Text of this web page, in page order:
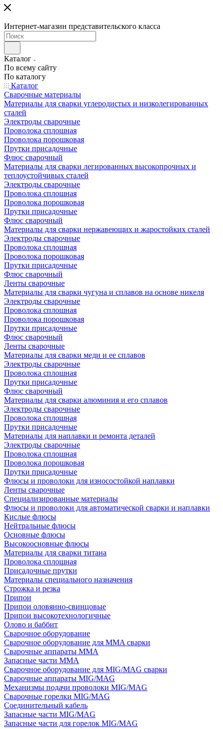
Интернет-магазин представительского класса
Каталог
По всему сайту
По каталогу
Каталог
Сварочные материалы
Материалы для сварки углеродистых и низколегированных
сталей
Электроды сварочные
Проволока сплошная
Проволока порошковая
Прутки присадочные
Флюс сварочный
Материалы для сварки легированных высокопрочных и
теплоустойчивых сталей
Электроды сварочные
Проволока сплошная
Проволока порошковая
Прутки присадочные
Флюс сварочный
Материалы для сварки нержавеющих и жаростойких сталей
Электроды сварочные
Проволока сплошная
Проволока порошковая
Прутки присадочные
Флюс сварочный
Ленты сварочные
Материалы для сварки чугуна и сплавов на основе никеля
Электроды сварочные
Проволока сплошная
Проволока порошковая
Прутки присадочные
Флюс сварочный
Ленты сварочные
Материалы для сварки меди и ее сплавов
Электроды сварочные
Проволока сплошная
Прутки присадочные
Флюс сварочный
Материалы для сварки алюминия и его сплавов
Электроды сварочные
Проволока сплошная
Прутки присадочные
Материалы для наплавки и ремонта деталей
Электроды сварочные
Проволока сплошная
Проволока порошковая
Прутки присадочные
Флюсы и проволоки для износостойкой наплавки
Ленты сварочные
Специализированные материалы
Флюсы и проволоки для автоматической сварки и наплавки
Кислые флюсы
Нейтральные флюсы
Основные флюсы
Высокоосновные флюсы
Материалы для сварки титана
Проволока сплошная
Присадочные прутки
Материалы специального назначения
Строжка и резка
Припои
Припои оловянно-свинцовые
Припои высокотехнологичные
Олово и баббит
Сварочное оборудование
Сварочное оборудование для MMA сварки
Сварочные аппараты MMA
Запасные части MMA
Сварочное оборудование для MIG/MAG сварки
Сварочные аппараты MIG/MAG
Механизмы подачи проволоки MIG/MAG
Сварочные горелки MIG/MAG
Соединительный кабель
Запасные части MIG/MAG
Запасные части для горелок MIG/MAG